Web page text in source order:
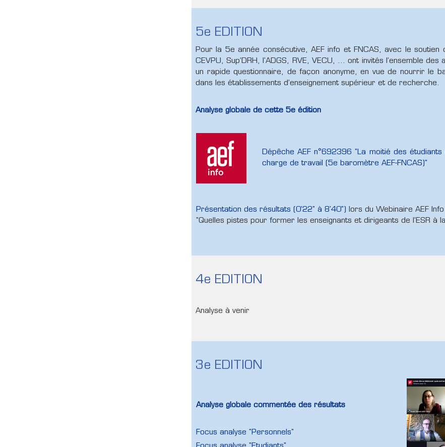
5e EDITION
Pour la 5e année consécutive, AEF info et FNCAS, avec le soutien
CEVPU, Sup’DRH, l'ADGS, RVE, VECU, … ont invités l’ensemble
un rapide questionnaire, de façon anonyme, en vue de nourrir le
dans les établissements d’enseignement supérieur et de recherche.
Analyse globale de cette 5e édition
Dépêche AEF n°692396 "La moitié des
charge de travail (5e baromètre AEF-FNCAS)"
Présentation des résultats (0'22" à 8'40") lors du Webinaire AEF
"Quelles pistes pour former les enseignants et dirigeants de l’ESR à
4e EDITION
Analyse à venir
3e EDITION
Analyse globale commentée des résultats
Focus analyse "Personnels"